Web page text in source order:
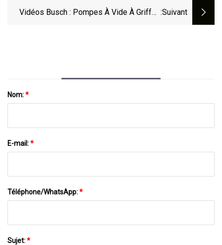
Vidéos Busch : Pompes À Vide À Griffes :suivant
Nom:*
E-mail:*
Téléphone/WhatsApp:*
Sujet:*